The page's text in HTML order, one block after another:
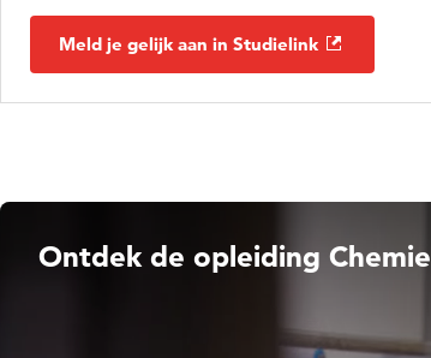
Meld je gelijk aan in Studielink
Ontdek de opleiding Chemie